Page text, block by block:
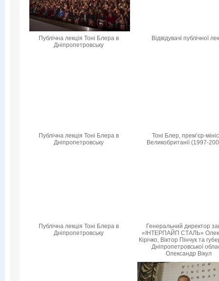
Публічна лекція Тоні Блера в
Дніпропетровську
Відвідувачі публічної
Публічна лекція Тоні Блера в
Дніпропетровську
Тоні Блер, прем’єр-
Великобританії (1997-
Публічна лекція Тоні Блера в
Дніпропетровську
Генеральний директор
«ІНТЕРПАЙП СТАЛЬ»
Кірічко, Віктор Пінчук та
Дніпропетровської
Олександр Вікул